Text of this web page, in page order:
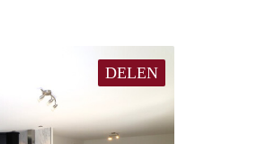
DELEN